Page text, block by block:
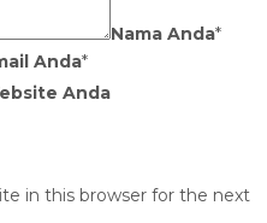
Nama Anda*
Anda*
Anda
in this browser for the next